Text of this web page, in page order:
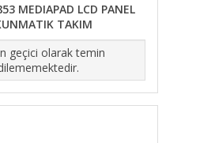
MEDIAPAD LCD PANEL
TAKIM
geçici olarak temin